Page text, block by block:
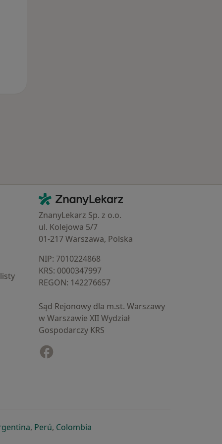
Kontakt
ZnanyLekarz - Strona główna
ZnanyLekarz Sp. z o.o.
ul. Kolejowa 5/7
01-217 Warszawa, Polska
NIP: ⁠7010224868
KRS: ⁠0000347997
REGON: ⁠142276657
Sąd Rejonowy dla m.st. Warszawy
w Warszawie XII Wydział
Gospodarczy KRS
karcie
w nowej karcie
się w nowej karcie
otwiera się w nowej karcie
, Perúotwiera się w nowej karcie
, Colombiaotwiera się w nowej karcie